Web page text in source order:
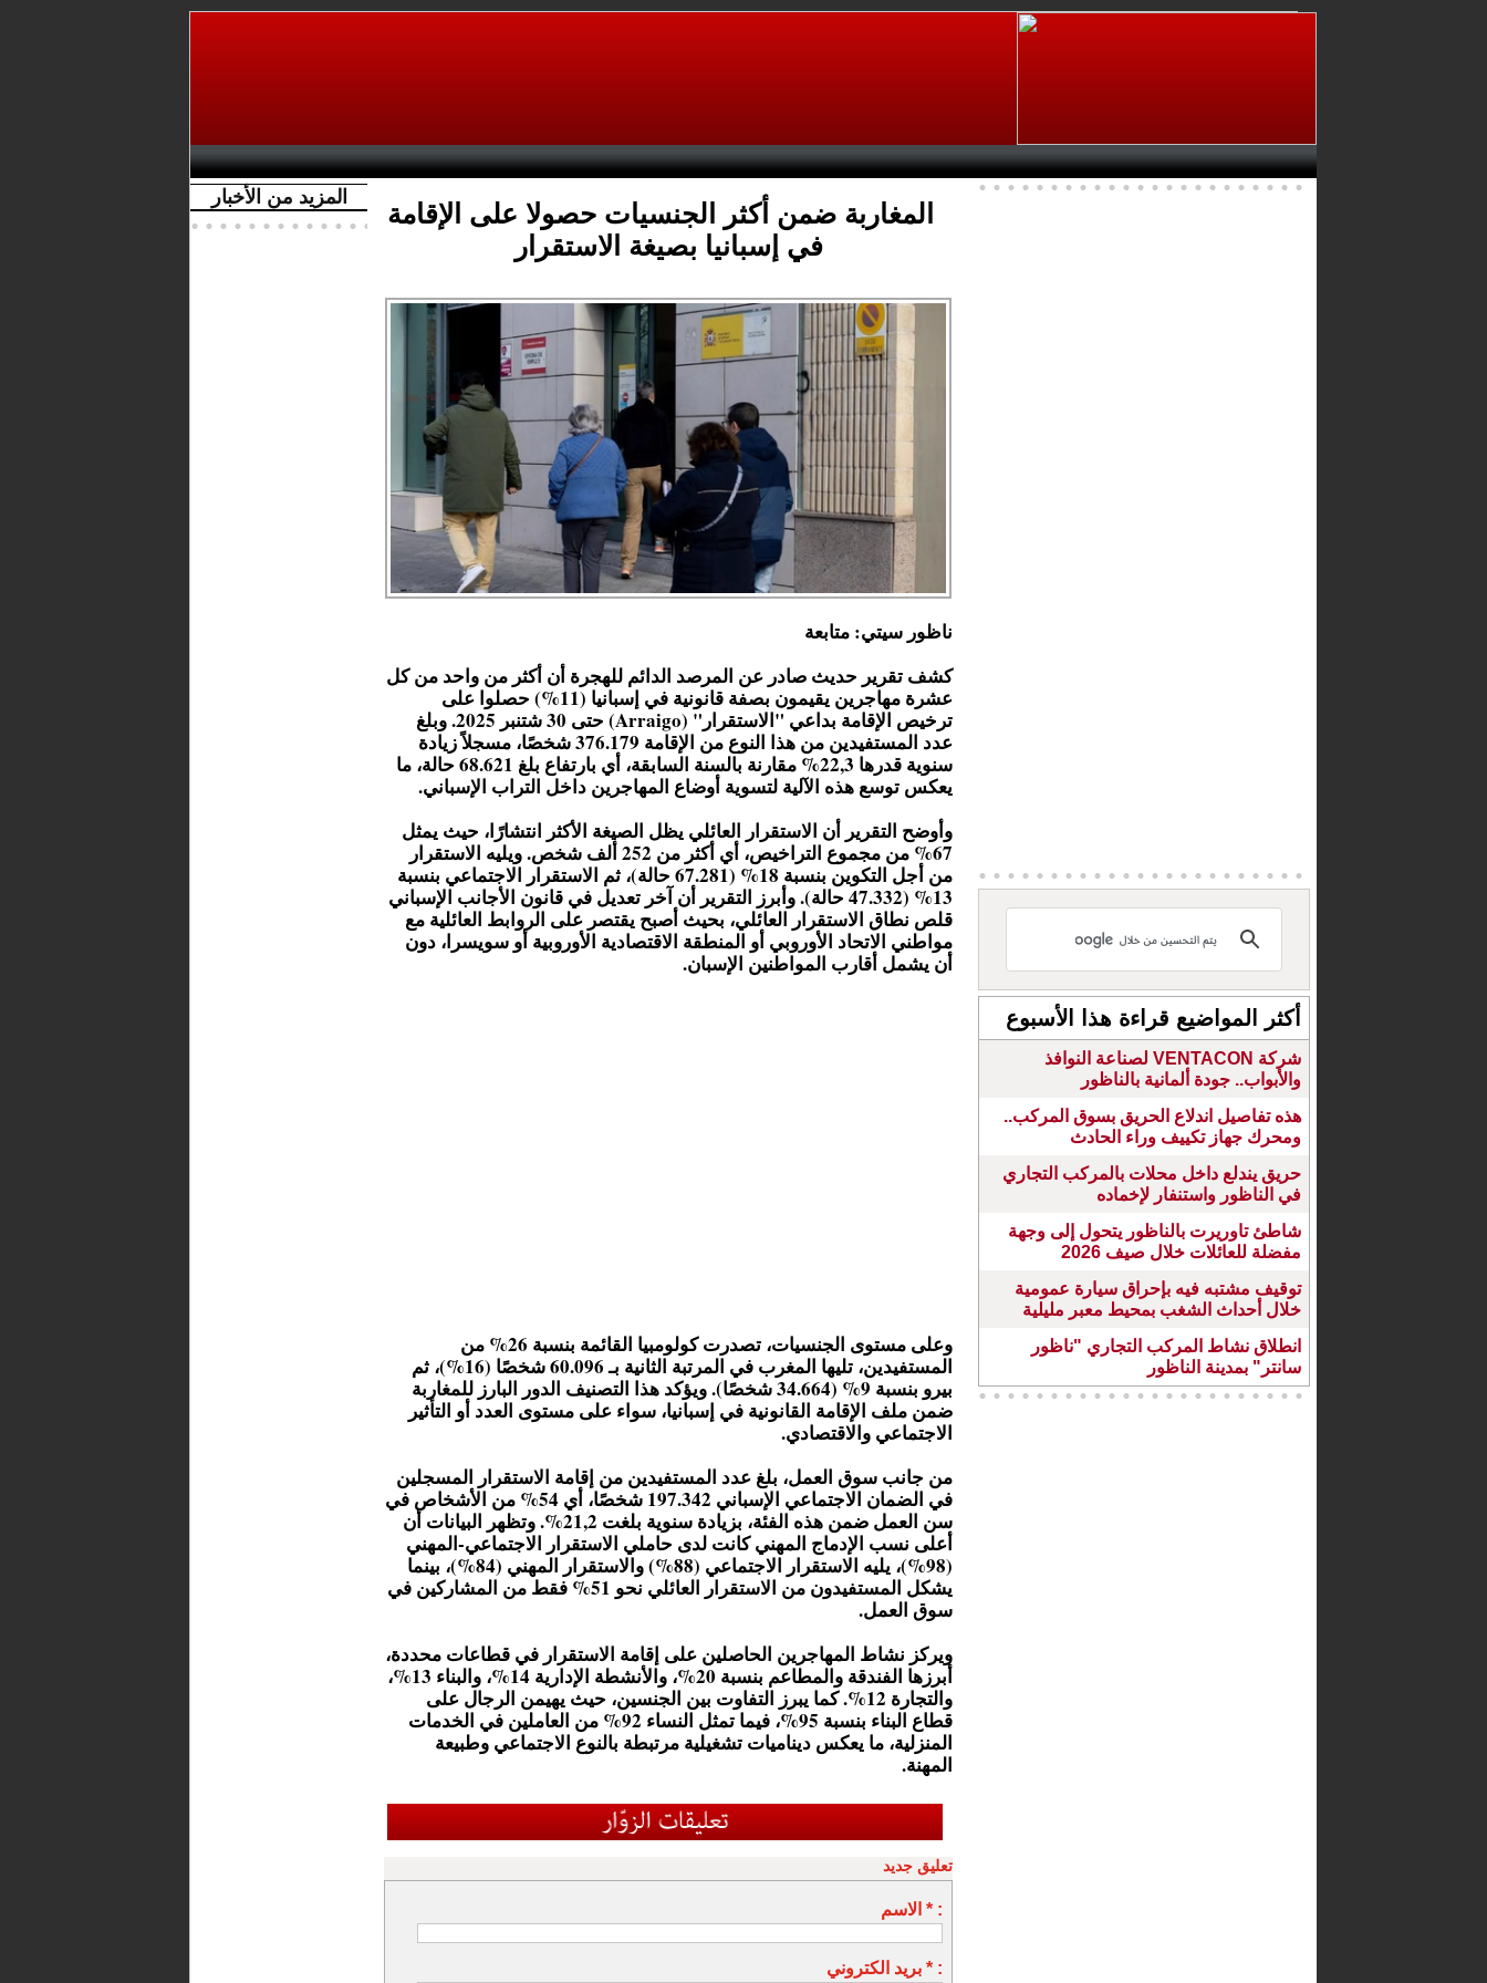
المزيد من الأخبار
المغاربة ضمن أكثر الجنسيات حصولا على الإقامة
في إسبانيا بصيغة الاستقرار
ناظور سيتي: متابعة
كشف تقرير حديث صادر عن المرصد الدائم للهجرة أن أكثر من واحد من كل
عشرة مهاجرين يقيمون بصفة قانونية في إسبانيا (11%) حصلوا على
ترخيص الإقامة بداعي "الاستقرار" (Arraigo) حتى 30 شتنبر 2025. وبلغ
عدد المستفيدين من هذا النوع من الإقامة 376.179 شخصًا، مسجلاً زيادة
سنوية قدرها 22,3% مقارنة بالسنة السابقة، أي بارتفاع بلغ 68.621 حالة، ما
يعكس توسع هذه الآلية لتسوية أوضاع المهاجرين داخل التراب الإسباني.
وأوضح التقرير أن الاستقرار العائلي يظل الصيغة الأكثر انتشارًا، حيث يمثل
67% من مجموع التراخيص، أي أكثر من 252 ألف شخص. ويليه الاستقرار
من أجل التكوين بنسبة 18% (67.281 حالة)، ثم الاستقرار الاجتماعي بنسبة
13% (47.332 حالة). وأبرز التقرير أن آخر تعديل في قانون الأجانب الإسباني
قلص نطاق الاستقرار العائلي، بحيث أصبح يقتصر على الروابط العائلية مع
مواطني الاتحاد الأوروبي أو المنطقة الاقتصادية الأوروبية أو سويسرا، دون
أن يشمل أقارب المواطنين الإسبان.
وعلى مستوى الجنسيات، تصدرت كولومبيا القائمة بنسبة 26% من
المستفيدين، تليها المغرب في المرتبة الثانية بـ 60.096 شخصًا (16%)، ثم
بيرو بنسبة 9% (34.664 شخصًا). ويؤكد هذا التصنيف الدور البارز للمغاربة
ضمن ملف الإقامة القانونية في إسبانيا، سواء على مستوى العدد أو التأثير
الاجتماعي والاقتصادي.
من جانب سوق العمل، بلغ عدد المستفيدين من إقامة الاستقرار المسجلين
في الضمان الاجتماعي الإسباني 197.342 شخصًا، أي 54% من الأشخاص في
سن العمل ضمن هذه الفئة، بزيادة سنوية بلغت 21,2%. وتظهر البيانات أن
أعلى نسب الإدماج المهني كانت لدى حاملي الاستقرار الاجتماعي-المهني
(98%)، يليه الاستقرار الاجتماعي (88%) والاستقرار المهني (84%)، بينما
يشكل المستفيدون من الاستقرار العائلي نحو 51% فقط من المشاركين في
سوق العمل.
ويركز نشاط المهاجرين الحاصلين على إقامة الاستقرار في قطاعات محددة،
أبرزها الفندقة والمطاعم بنسبة 20%، والأنشطة الإدارية 14%، والبناء 13%،
والتجارة 12%. كما يبرز التفاوت بين الجنسين، حيث يهيمن الرجال على
قطاع البناء بنسبة 95%، فيما تمثل النساء 92% من العاملين في الخدمات
المنزلية، ما يعكس ديناميات تشغيلية مرتبطة بالنوع الاجتماعي وطبيعة
المهنة.
تعليق جديد
الاسم * :
بريد الكتروني * :
أكثر المواضيع قراءة هذا الأسبوع
شركة VENTACON لصناعة النوافذ
والأبواب.. جودة ألمانية بالناظور
هذه تفاصيل اندلاع الحريق بسوق المركب..
ومحرك جهاز تكييف وراء الحادث
حريق يندلع داخل محلات بالمركب التجاري
في الناظور واستنفار لإخماده
شاطئ تاوريرت بالناظور يتحول إلى وجهة
مفضلة للعائلات خلال صيف 2026
توقيف مشتبه فيه بإحراق سيارة عمومية
خلال أحداث الشغب بمحيط معبر مليلية
انطلاق نشاط المركب التجاري "ناظور
سانتر" بمدينة الناظور